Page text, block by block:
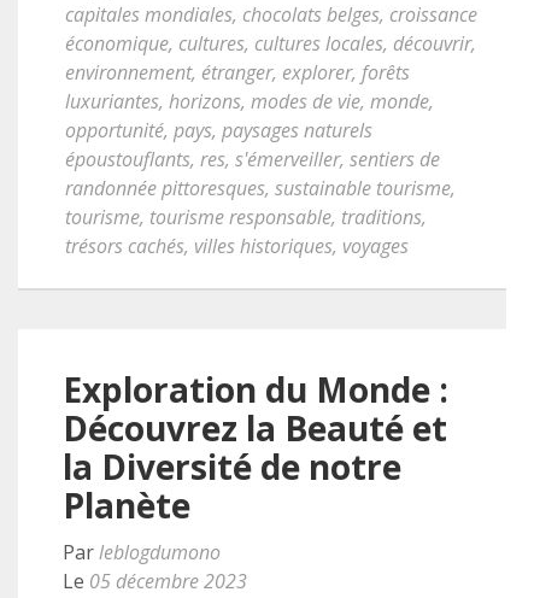
capitales mondiales, chocolats belges, croissance
économique, cultures, cultures locales, découvrir,
environnement, étranger, explorer, forêts
luxuriantes, horizons, modes de vie, monde,
opportunité, pays, paysages naturels
époustouflants, res, s'émerveiller, sentiers de
randonnée pittoresques, sustainable tourisme,
tourisme, tourisme responsable, traditions,
trésors cachés, villes historiques, voyages
Exploration du Monde :
Découvrez la Beauté et
la Diversité de notre
Planète
Parleblogdumono
Le 05 décembre 2023